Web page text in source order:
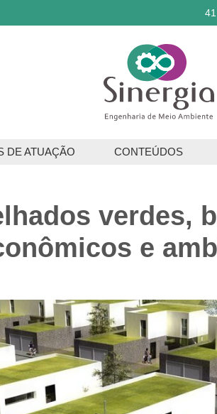
DE ATUAÇÃO
Florestais
CONTEÚDOS
verdes,
e